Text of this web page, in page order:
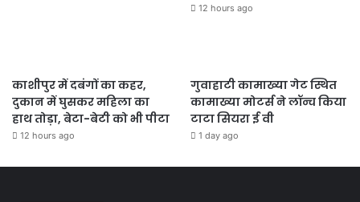
12 hours ago
काशीपुर में दबंगों का कहर,
दुकान में घुसकर महिला का
हाथ तोड़ा, बेटा-बेटी को भी पीटा
12 hours ago
गुवाहाटी कामाख्या गेट स्थित
कामाख्या मोटर्स ने लॉन्च किया
टाटा सियरा ई वी
1 day ago